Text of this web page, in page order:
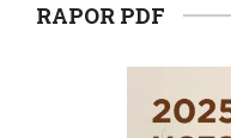
RAPOR PDF